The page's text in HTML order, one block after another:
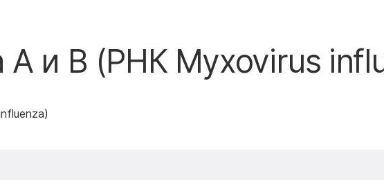
А и В (РНК Myxovirus